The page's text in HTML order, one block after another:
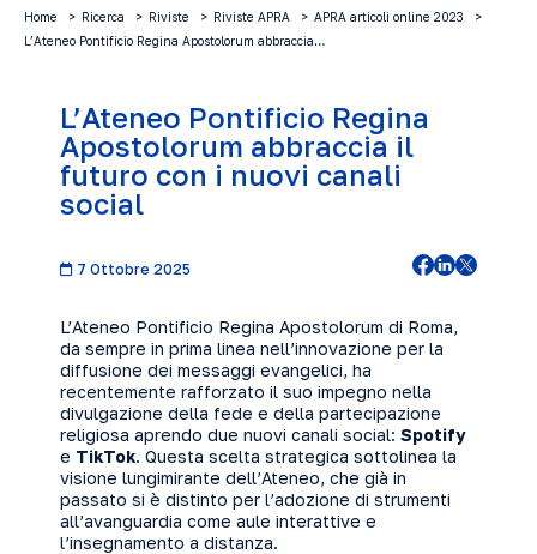
Home Ricerca Riviste Riviste APRA
APRA articoli online 2023
L’Ateneo Pontificio Regina Apostolorum abbraccia…
L’Ateneo Pontificio Regina
Apostolorum abbraccia il
futuro con i nuovi canali
social
7 Ottobre 2025
L’Ateneo Pontificio Regina Apostolorum di Roma,
da sempre in prima linea nell’innovazione per la
diffusione dei messaggi evangelici, ha
recentemente rafforzato il suo impegno nella
divulgazione della fede e della partecipazione
religiosa aprendo due nuovi canali social: Spotify
e TikTok. Questa scelta strategica sottolinea la
visione lungimirante dell’Ateneo, che già in
passato si è distinto per l’adozione di strumenti
all’avanguardia come aule interattive e
l’insegnamento a distanza.